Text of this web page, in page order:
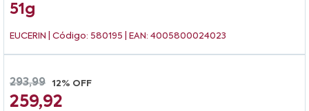
51g
EUCERIN | Código: 580195 | EAN: 4005800024023
293,99 12% OFF
259,92